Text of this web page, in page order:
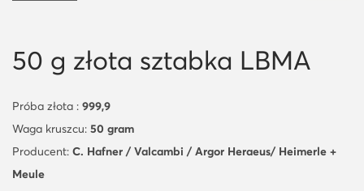
50 g złota sztabka LBMA
Próba złota : 999,9
Waga kruszcu: 50 gram
Producent: C. Hafner / Valcambi / Argor Heraeus/ Heimerle +
Meule